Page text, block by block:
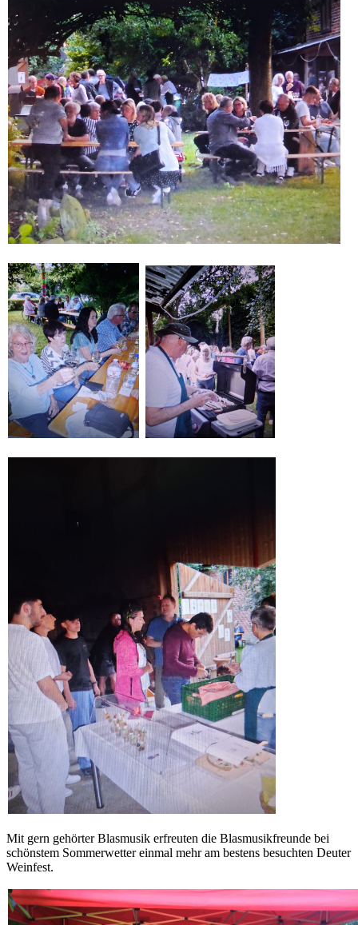
Mit gern gehörter Blasmusik erfreuten die Blasmusikfreunde bei
schönstem Sommerwetter einmal mehr am bestens besuchten Deuter
Weinfest.